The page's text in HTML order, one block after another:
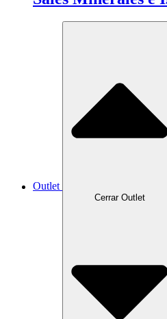
Outlet
Cerrar Outlet